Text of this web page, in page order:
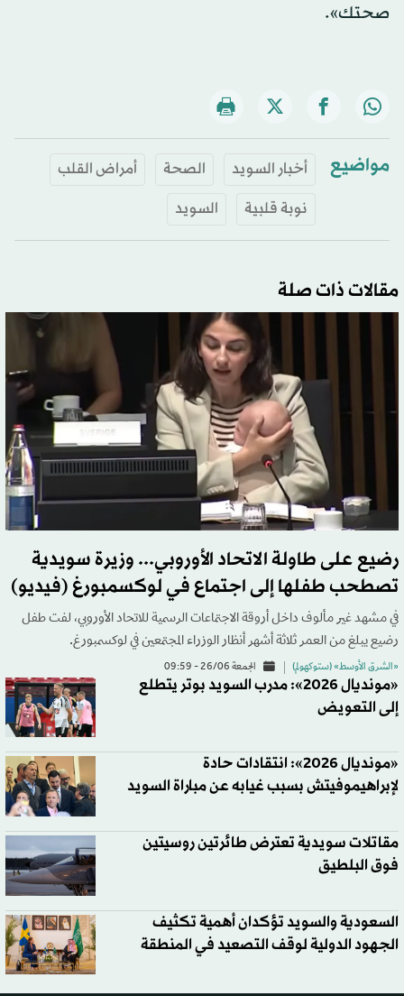
صحتك».
مواضيع أخبار السويد الصحة
أمراض القلب
نوبة قلبية
السويد
مقالات ذات صلة
رضيع على طاولة الاتحاد الأوروبي... وزيرة سويدية
تصطحب طفلها إلى اجتماع في لوكسمبورغ (فيديو)
في مشهد غير مألوف داخل أروقة الاجتماعات الرسمية للاتحاد الأوروبي، لفت طفل
رضيع يبلغ من العمر ثلاثة أشهر أنظار الوزراء المجتمعين في لوكسمبورغ.
«الشرق الأوسط» (ستوكهولم) الجمعة 26/06 - 09:59
«مونديال 2026»: مدرب السويد بوتر يتطلع
إلى التعويض
«مونديال 2026»: انتقادات حادة
لإبراهيموفيتش بسبب غيابه عن مباراة السويد
مقاتلات سويدية تعترض طائرتين روسيتين
فوق البلطيق
السعودية والسويد تؤكدان أهمية تكثيف
الجهود الدولية لوقف التصعيد في المنطقة